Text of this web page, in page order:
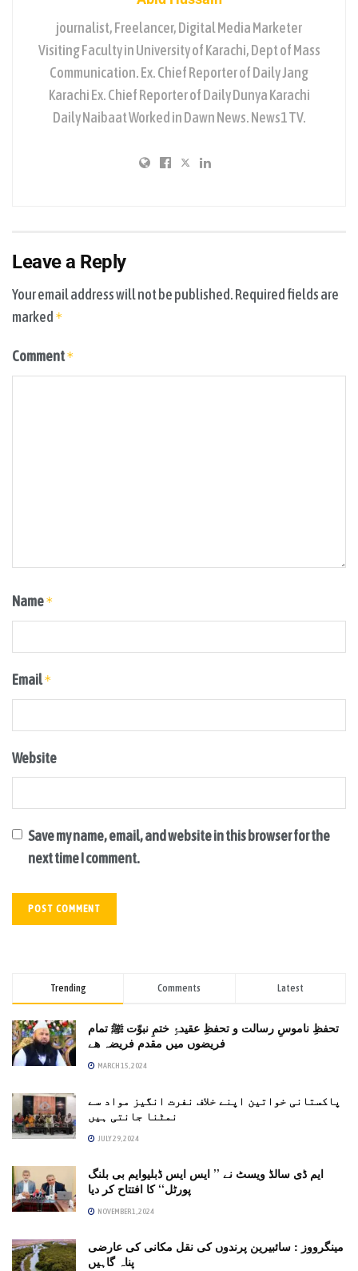
journalist, Freelancer, Digital Media Marketer
Visiting Faculty in University of Karachi, Dept of Mass
Communication. Ex. Chief Reporter of Daily Jang
Karachi Ex. Chief Reporter of Daily Dunya Karachi
Daily Naibaat Worked in Dawn News. News1 TV.
Leave a Reply
Your email address will not be published.Required fields are
marked *
Comment*
Name*
Email*
Website
Save my name, email, and website in this browser for the
next time I comment.
Trending Comments Latest
تحفظِ ناموسِ رسالت و تحفظِ عقیدۂِ ختمِ نبوّت ﷺ تمام
فریضوں میں مقدم فریضہ ھے
MARCH 15, 2024
پاکستانی خواتین اپنے خلاف نفرت انگیز مواد سے
نمٹنا جانتی ہیں
JULY 29, 2024
ایم ڈی سالڈ ویسٹ نے ’’ ایس ایس ڈبلیوایم بی بلنگ
پورٹل‘‘ کا افتتاح کر دیا
NOVEMBER 1, 2024
مینگرووز : سائبیرین پرندوں کی نقل مکانی کی عارضی
پناہ گاہیں